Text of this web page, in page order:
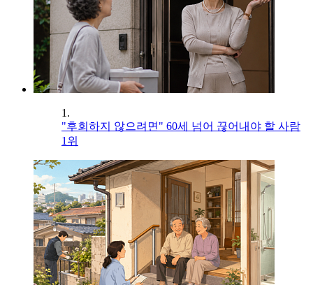
1.
"후회하지 않으려면" 60세 넘어 끊어내야 할 사람
1위